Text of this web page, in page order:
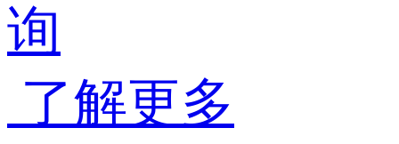
询
了解更多